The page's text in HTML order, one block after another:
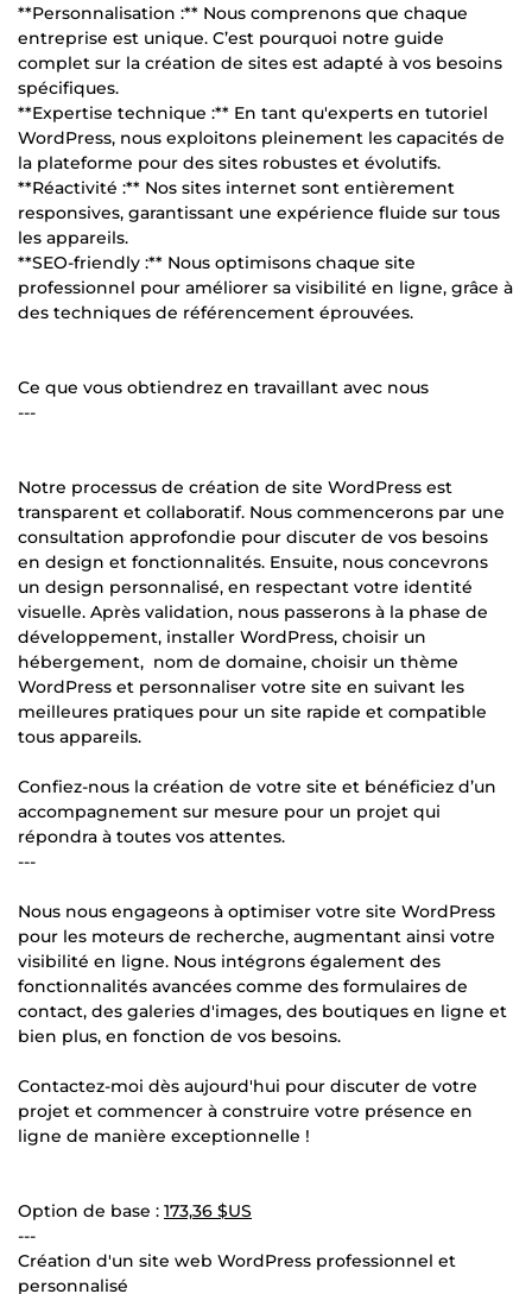
**Personnalisation :** Nous comprenons que chaque
entreprise est unique. C’est pourquoi notre guide
complet sur la création de sites est adapté à vos besoins
spécifiques.
**Expertise technique :** En tant qu'experts en tutoriel
WordPress, nous exploitons pleinement les capacités de
la plateforme pour des sites robustes et évolutifs.
**Réactivité :** Nos sites internet sont entièrement
responsives, garantissant une expérience fluide sur tous
les appareils.
**SEO-friendly :** Nous optimisons chaque site
professionnel pour améliorer sa visibilité en ligne, grâce à
des techniques de référencement éprouvées.
Ce que vous obtiendrez en travaillant avec nous
---
Notre processus de création de site WordPress est
transparent et collaboratif. Nous commencerons par une
consultation approfondie pour discuter de vos besoins
en design et fonctionnalités. Ensuite, nous concevrons
un design personnalisé, en respectant votre identité
visuelle. Après validation, nous passerons à la phase de
développement, installer WordPress, choisir un
hébergement, nom de domaine, choisir un thème
WordPress et personnaliser votre site en suivant les
meilleures pratiques pour un site rapide et compatible
tous appareils.
Confiez-nous la création de votre site et bénéficiez d’un
accompagnement sur mesure pour un projet qui
répondra à toutes vos attentes.
---
Nous nous engageons à optimiser votre site WordPress
pour les moteurs de recherche, augmentant ainsi votre
visibilité en ligne. Nous intégrons également des
fonctionnalités avancées comme des formulaires de
contact, des galeries d'images, des boutiques en ligne et
bien plus, en fonction de vos besoins.
Contactez-moi dès aujourd'hui pour discuter de votre
projet et commencer à construire votre présence en
ligne de manière exceptionnelle !
Option de base : 173,36 $US
---
Création d'un site web WordPress professionnel et
personnalisé